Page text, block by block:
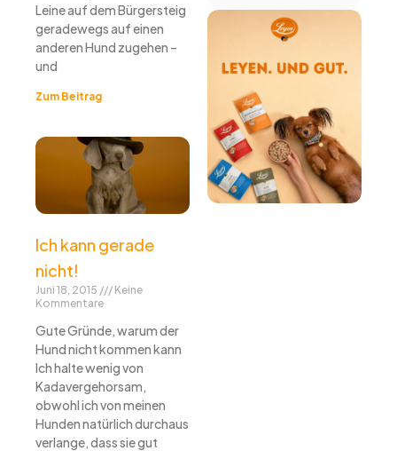
Leine auf dem Bürgersteig
geradewegs auf einen
anderen Hund zugehen –
und
Zum Beitrag
Ich kann gerade
nicht!
Juni 18, 2015
Keine
Kommentare
Gute Gründe, warum der
Hund nicht kommen kann
Ich halte wenig von
Kadavergehorsam,
obwohl ich von meinen
Hunden natürlich durchaus
verlange, dass sie gut